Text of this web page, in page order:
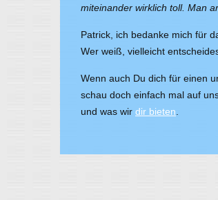
miteinander wirklich toll. Man
Patrick, ich bedanke mich für
Wer weiß, vielleicht
Wenn auch Du dich für einen
schau doch einfach mal auf
und was wir dir bieten